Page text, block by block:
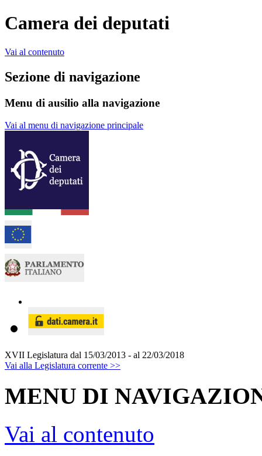
Camera dei deputati
Vai al contenuto
Sezione di navigazione
Menu di ausilio alla navigazione
Vai al menu di navigazione principale
XVII Legislatura dal 15/03/2013 - al 22/03/2018
Vai alla Legislatura corrente >>
MENU DI
Vai al contenuto